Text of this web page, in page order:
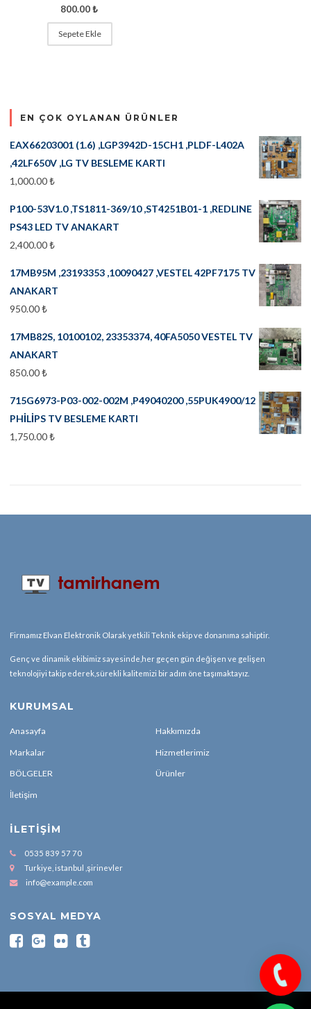
800.00₺
Sepete Ekle
EN ÇOK OYLANAN ÜRÜNLER
EAX66203001 (1.6) ,LGP3942D-15CH1 ,PLDF-L402A
,42LF650V ,LG TV BESLEME KARTI
1,000.00₺
P100-53V1.0 ,TS1811-369/10 ,ST4251B01-1 ,REDLINE
PS43 LED TV ANAKART
2,400.00₺
17MB95M ,23193353 ,10090427 ,VESTEL 42PF7175 TV
ANAKART
950.00₺
17MB82S, 10100102, 23353374, 40FA5050 VESTEL TV
ANAKART
850.00₺
715G6973-P03-002-002M ,P49040200 ,55PUK4900/12
PHİLİPS TV BESLEME KARTI
1,750.00₺
Firmamız Elvan Elektronik Olarak yetkili Teknik ekip ve donanıma sahiptir.
Genç ve dinamik ekibimiz sayesinde,her geçen gün değişen ve gelişen
teknolojiyi takip ederek,sürekli kalitemizi bir adım öne taşımaktayız.
KURUMSAL
Anasayfa Hakkımızda
Markalar Hizmetlerimiz
BÖLGELER Ürünler
İletişim
İLETIŞIM
0535 839 57 70
Turkiye, istanbul ,şirinevler
info@example.com
SOSYAL MEDYA